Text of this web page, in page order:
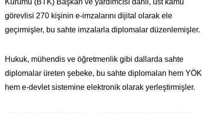
görevlisi 270 kişinin e-imzalarını dijital olarak ele
geçirmişler, bu sahte imzalarla diplomalar düzenlemişler.
Hukuk, mühendis ve öğretmenlik gibi dallarda sahte
diplomalar üreten şebeke, bu sahte diplomaları hem YÖK
hem e-devlet sistemine elektronik olarak yerleştirmişler.